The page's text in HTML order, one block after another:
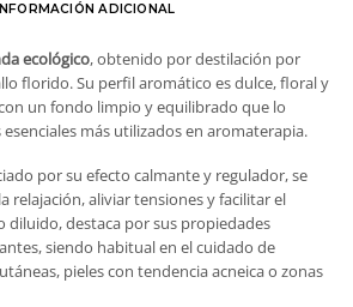
INFORMACIÓN ADICIONAL
ecológico, obtenido por destilación por
florido. Su perfil aromático es dulce, floral y
un fondo limpio y equilibrado que lo
más utilizados en aromaterapia.
por su efecto calmante y regulador, se
relajación, aliviar tensiones y facilitar el
diluido, destaca por sus propiedades
siendo habitual en el cuidado de
pieles con tendencia acneica o zonas